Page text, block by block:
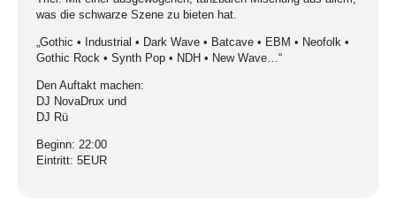
was die schwarze Szene zu bieten hat.
„Gothic • Industrial • Dark Wave • Batcave • EBM • Neofolk •
Gothic Rock • Synth Pop • NDH • New Wave…“
Den Auftakt machen:
DJ NovaDrux und
DJ Rü
Beginn: 22:00
Eintritt: 5EUR